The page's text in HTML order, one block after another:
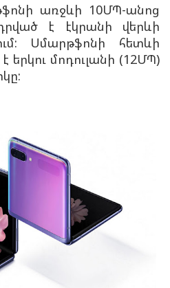
առջևի 10ՄՊ-անոց
է էկրանի վերևի
Սմարթֆոնի հետևի
մոդուլանի (12ՄՊ)